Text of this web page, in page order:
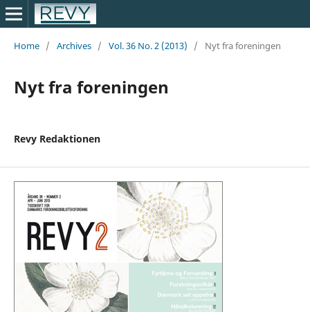
Home / Archives / Vol. 36 No. 2 (2013) / Nyt fra foreningen
Nyt fra foreningen
Revy Redaktionen